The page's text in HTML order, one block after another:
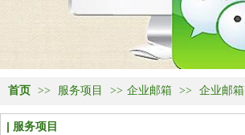
首页 >> 服务项目 >> 企业邮箱 >> 企业邮箱
服务项目